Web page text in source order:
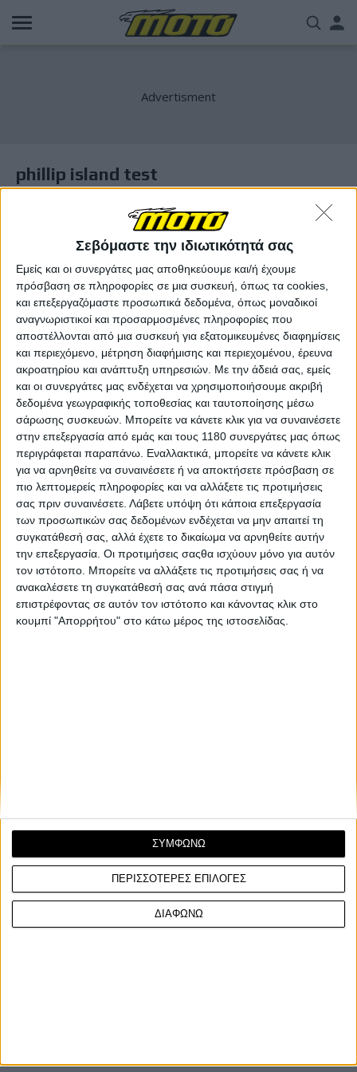
Σεβόμαστε την ιδιωτικότητά σας
Εμείς και οι συνεργάτες μας αποθηκεύουμε και/ή έχουμε
πρόσβαση σε πληροφορίες σε μια συσκευή, όπως τα cookies,
και επεξεργαζόμαστε προσωπικά δεδομένα, όπως μοναδικοί
αναγνωριστικοί και προσαρμοσμένες πληροφορίες που
αποστέλλονται από μια συσκευή για εξατομικευμένες διαφημίσεις
και περιεχόμενο, μέτρηση διαφήμισης και περιεχομένου, έρευνα
ακροατηρίου και ανάπτυξη υπηρεσιών. Με την άδειά σας, εμείς
και οι συνεργάτες μας ενδέχεται να χρησιμοποιήσουμε ακριβή
δεδομένα γεωγραφικής τοποθεσίας και ταυτοποίησης μέσω
σάρωσης συσκευών. Μπορείτε να κάνετε κλικ για να συναινέσετε
στην επεξεργασία από εμάς και τους 1180 συνεργάτες μας όπως
περιγράφεται παραπάνω. Εναλλακτικά, μπορείτε να κάνετε κλικ
για να αρνηθείτε να συναινέσετε ή να αποκτήσετε πρόσβαση σε
πιο λεπτομερείς πληροφορίες και να αλλάξετε τις προτιμήσεις
σας πριν συναινέσετε. Λάβετε υπόψη ότι κάποια επεξεργασία
των προσωπικών σας δεδομένων ενδέχεται να μην απαιτεί τη
συγκατάθεσή σας, αλλά έχετε το δικαίωμα να αρνηθείτε αυτήν
την επεξεργασία. Οι προτιμήσεις σαςθα ισχύουν μόνο για αυτόν
τον ιστότοπο. Μπορείτε να αλλάξετε τις προτιμήσεις σας ή να
ανακαλέσετε τη συγκατάθεσή σας ανά πάσα στιγμή
επιστρέφοντας σε αυτόν τον ιστότοπο και κάνοντας κλικ στο
κουμπί "Απορρήτου" στο κάτω μέρος της ιστοσελίδας.
ΠΕΡΙΣΣΟΤΕΡΕΣ ΕΠΙΛΟΓΕΣ
ΔΙΑΦΩΝΩ
ΣΥΜΦΩΝΩ
Παράκαμψη
προς
phillip island test
World Superbike 17/2/2025
WSBK Phillip Island Test, 1η μέρα - Bulega και Ducati
στην κορυφή
Επεισοδιακή ήταν η πρώτη ημέρα ελεύθερων δοκιμών στο
Phillip Island, στο τελευταίο επίσημο τεστ της χρονιάς πριν
από την έναρξη του παγκόσμιου πρωταθλήματος το
ερχόμενο Σαββατοκύριακο.&nbsp; Ομάδες...
World Superbike
Motul WSBK – Με υποχρεωτικό pitstop αλλαγής
ελαστικών ο αγώνας του Philip Island
Στο τεστ που έλαβε χώρα στην πίστα του Philip Island πριν
από μερικές ημέρες προέκυψε ένα σημαντικό ...